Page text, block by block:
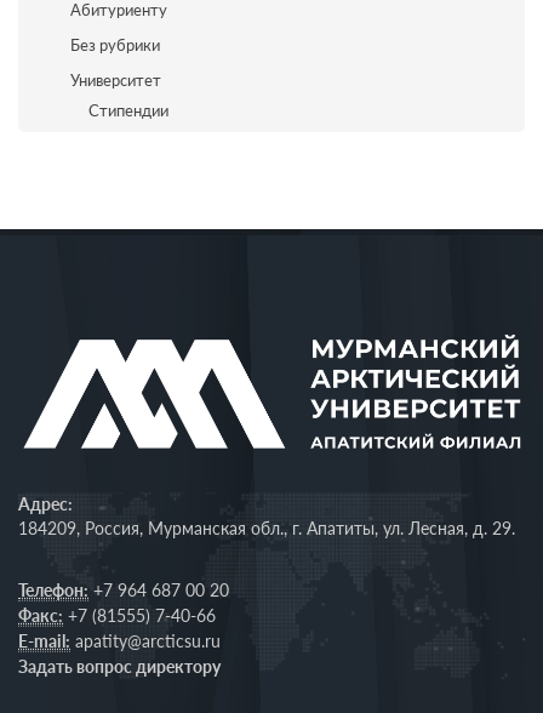
Абитуриенту
Без рубрики
Университет
Стипендии
Адрес:
184209, Россия, Мурманская обл., г. Апатиты, ул. Лесная, д. 29.
Телефон: +7 964 687 00 20
Факс: +7 (81555) 7-40-66
E-mail: apatity@arcticsu.ru
Задать вопрос директору